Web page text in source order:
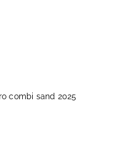
combi sand 2025